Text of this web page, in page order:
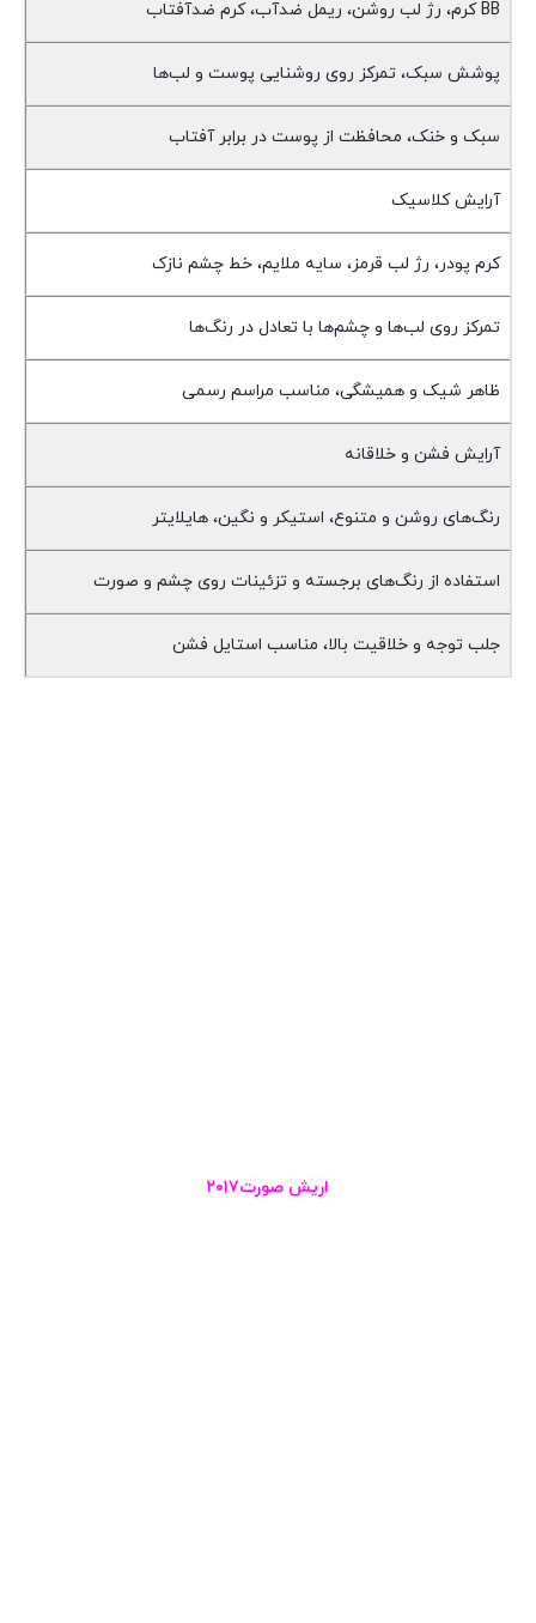
BB کرم، رژ لب روشن، ریمل ضدآب، کرم ضدآفتاب
پوشش سبک، تمرکز روی روشنایی پوست و لب‌ها
سبک و خنک، محافظت از پوست در برابر آفتاب
آرایش کلاسیک
کرم پودر، رژ لب قرمز، سایه ملایم، خط چشم نازک
تمرکز روی لب‌ها و چشم‌ها با تعادل در رنگ‌ها
ظاهر شیک و همیشگی، مناسب مراسم رسمی
آرایش فشن و خلاقانه
رنگ‌های روشن و متنوع، استیکر و نگین، هایلایتر
استفاده از رنگ‌های برجسته و تزئینات روی چشم و صورت
جلب توجه و خلاقیت بالا، مناسب استایل فشن
اریش صورت۲۰۱۷